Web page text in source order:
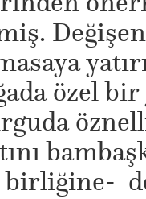
Değişen
özel